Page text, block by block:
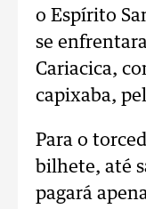
o Espírito
se
Cariacica,
capixaba,
Para o
bilhete, até
pagará